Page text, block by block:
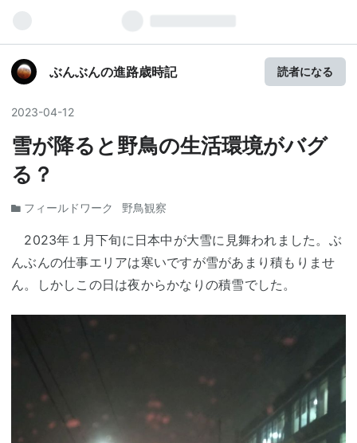
ぶんぶんの進路歳時記 読者になる
2023-04-12
雪が降ると野鳥の生活環境がバグ
る？
フィールドワーク 野鳥観察
2023年１月下旬に日本中が大雪に見舞われました。ぶ
んぶんの仕事エリアは寒いですが雪があまり積もりませ
ん。しかしこの日は夜からかなりの積雪でした。